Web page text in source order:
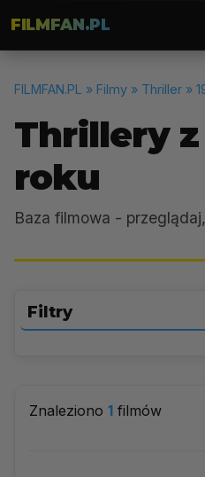
FILMFAN.PL
FILMFAN.PL » Filmy » Thriller »
Thrillery z
roku
Baza filmowa -
Filtry
Znaleziono 1 filmów